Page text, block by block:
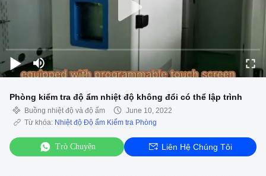
Phòng kiểm tra độ ẩm nhiệt độ không đổi có thể lập trình
Buồng nhiệt độ và độ ẩm
June 10, 2022
Từ khóa: Nhiệt độ Độ ẩm Kiểm tra Phòng
Trò Chuyện Liên Hệ Chúng Tôi